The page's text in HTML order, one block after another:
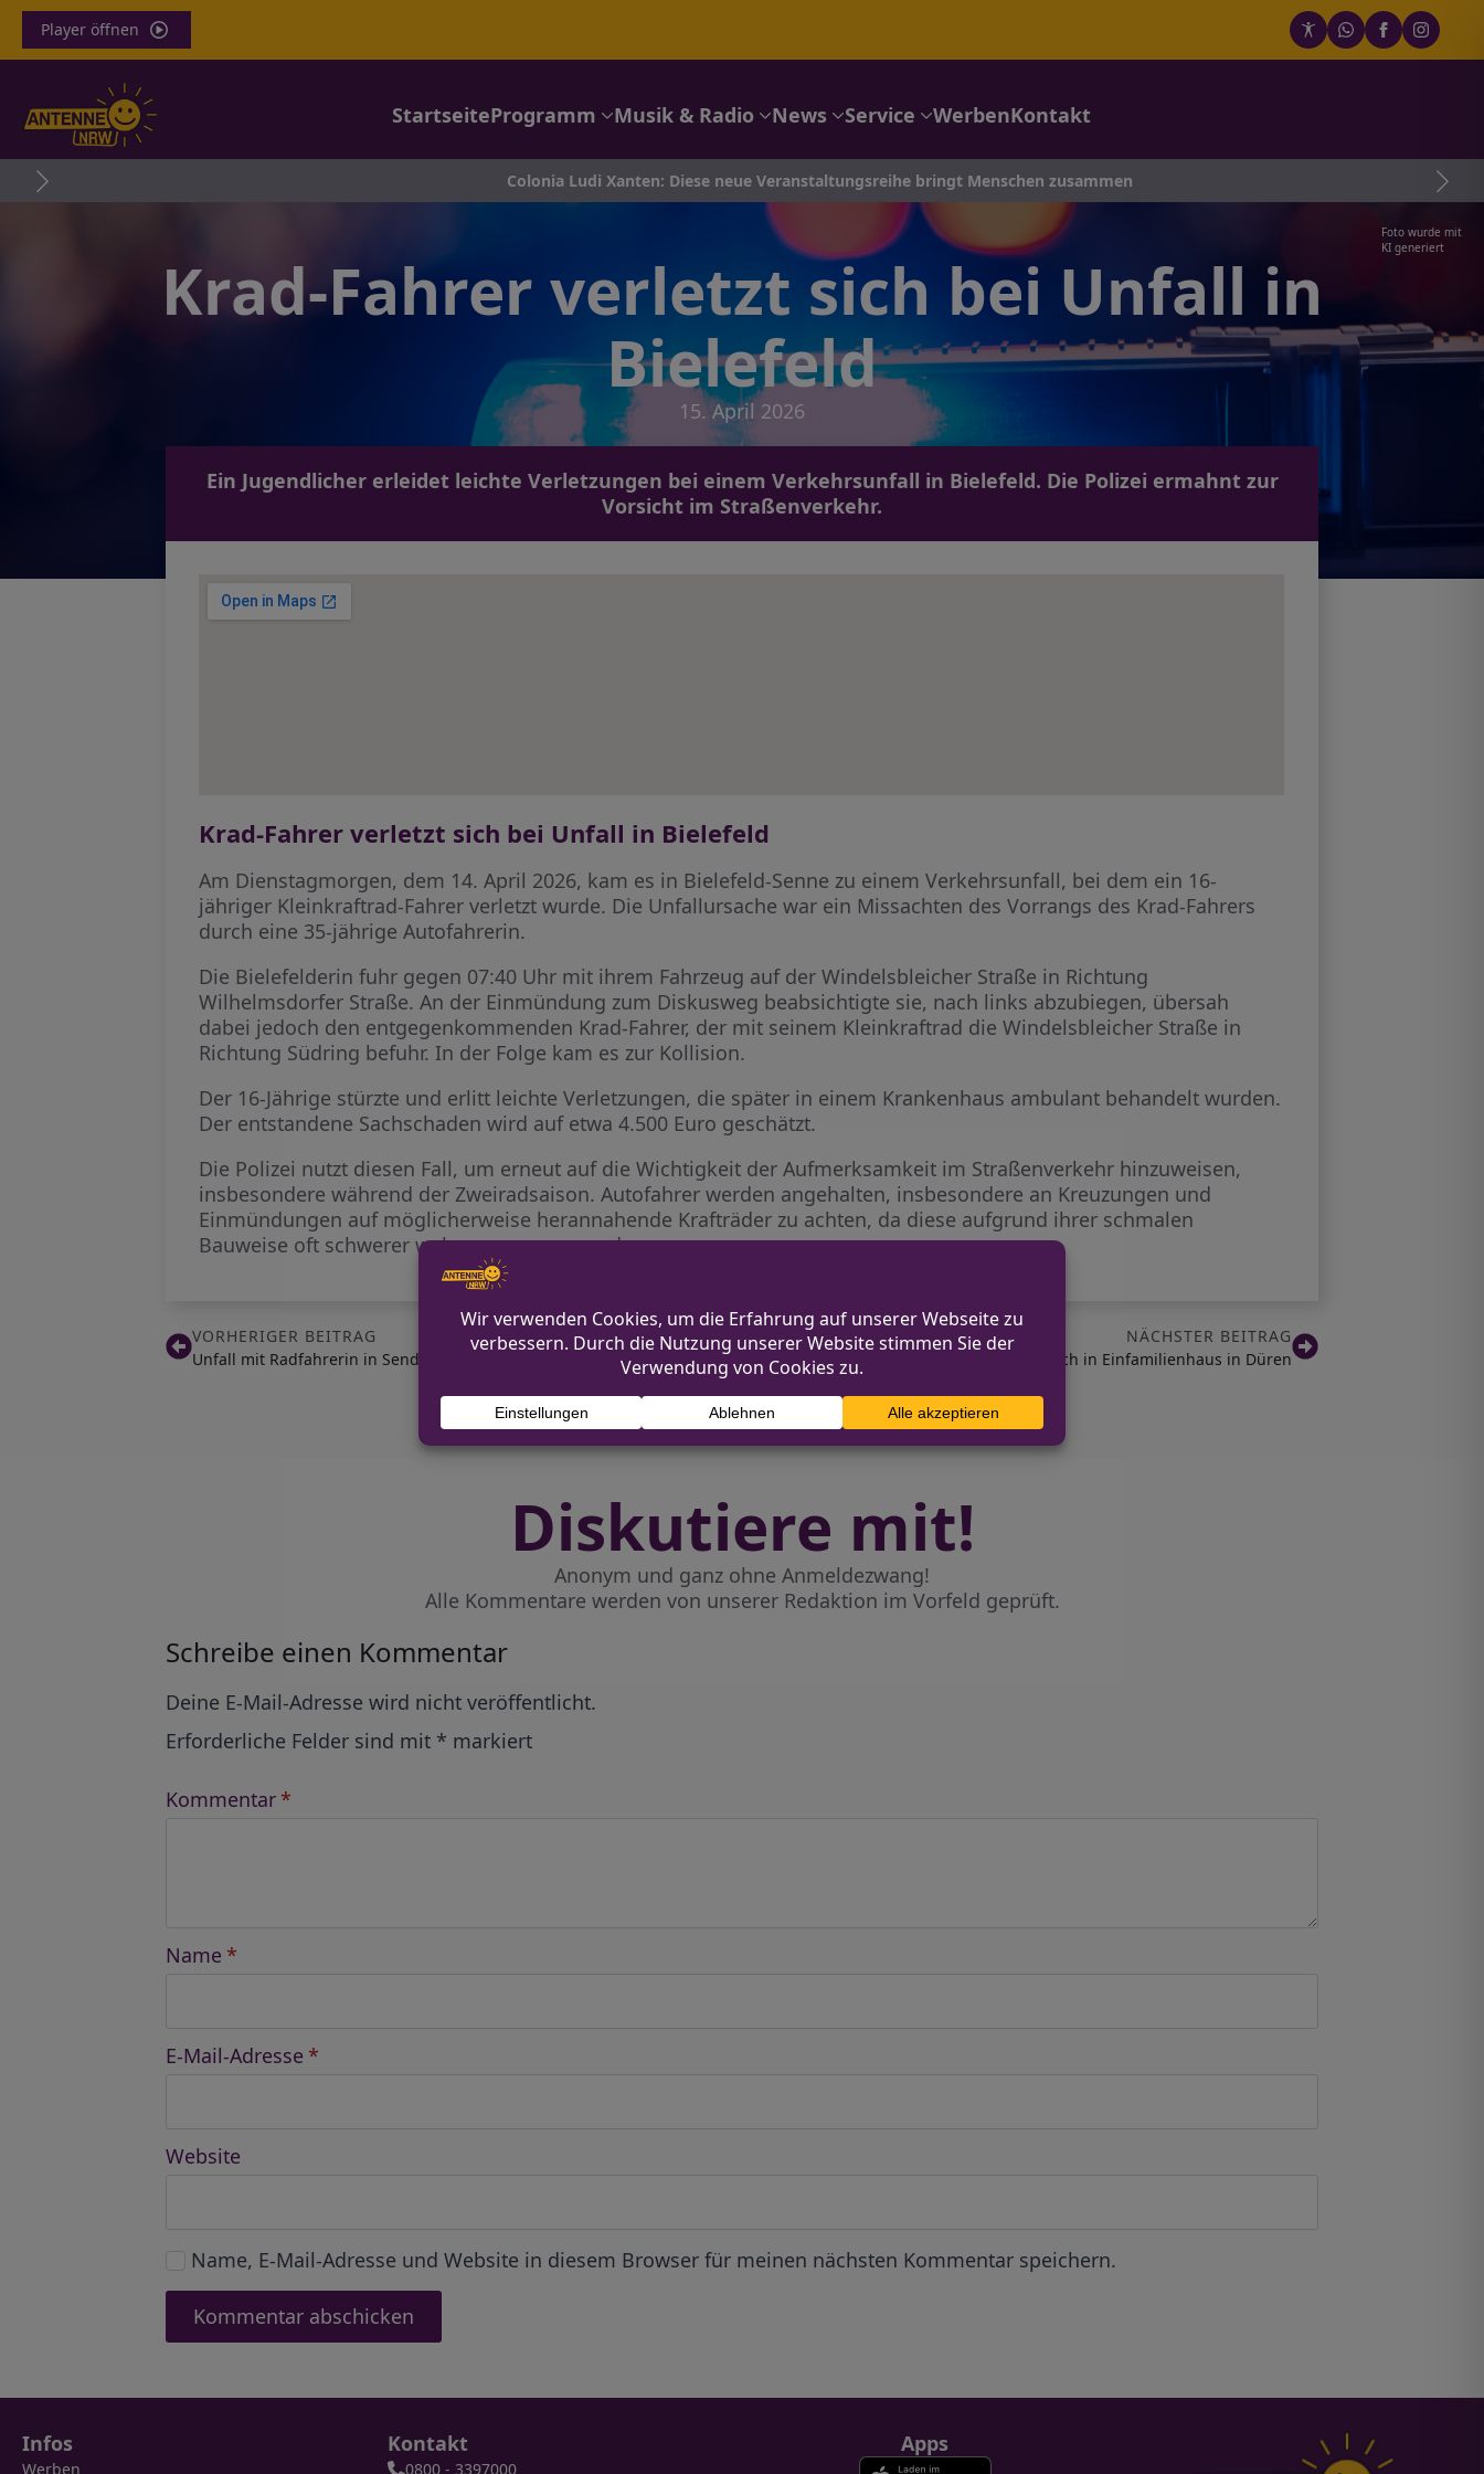
Player öffnen
StartseiteProgramm Musik & Radio News Service WerbenKontakt
Colonia Ludi Xanten: Diese neue Veranstaltungsreihe bringt Menschen zusammen
Foto wurde mit
KI generiert
Krad-Fahrer verletzt sich bei Unfall in
Bielefeld
15. April 2026
Ein Jugendlicher erleidet leichte Verletzungen bei einem Verkehrsunfall in Bielefeld. Die Polizei ermahnt zur
Vorsicht im Straßenverkehr.
Krad-Fahrer verletzt sich bei Unfall in Bielefeld
Am Dienstagmorgen, dem 14. April 2026, kam es in Bielefeld-Senne zu einem Verkehrsunfall, bei dem ein 16-
jähriger Kleinkraftrad-Fahrer verletzt wurde. Die Unfallursache war ein Missachten des Vorrangs des Krad-Fahrers
durch eine 35-jährige Autofahrerin.
Die Bielefelderin fuhr gegen 07:40 Uhr mit ihrem Fahrzeug auf der Windelsbleicher Straße in Richtung
Wilhelmsdorfer Straße. An der Einmündung zum Diskusweg beabsichtigte sie, nach links abzubiegen, übersah
dabei jedoch den entgegenkommenden Krad-Fahrer, der mit seinem Kleinkraftrad die Windelsbleicher Straße in
Richtung Südring befuhr. In der Folge kam es zur Kollision.
Der 16-Jährige stürzte und erlitt leichte Verletzungen, die später in einem Krankenhaus ambulant behandelt wurden.
Der entstandene Sachschaden wird auf etwa 4.500 Euro geschätzt.
Die Polizei nutzt diesen Fall, um erneut auf die Wichtigkeit der Aufmerksamkeit im Straßenverkehr hinzuweisen,
insbesondere während der Zweiradsaison. Autofahrer werden angehalten, insbesondere an Kreuzungen und
Einmündungen auf möglicherweise herannahende Krafträder zu achten, da diese aufgrund ihrer schmalen
Bauweise oft schwerer wahrgenommen werden.
VORHERIGER BEITRAG
Unfall mit Radfahrerin in Senden auf der Gartenstraße
NÄCHSTER BEITRAG
Zeugensuche nach Einbruch in Einfamilienhaus in Düren
Diskutiere mit!
Anonym und ganz ohne Anmeldezwang!
Alle Kommentare werden von unserer Redaktion im Vorfeld geprüft.
Schreibe einen Kommentar
Deine E-Mail-Adresse wird nicht veröffentlicht.
Erforderliche Felder sind mit * markiert
Kommentar *
Name *
E-Mail-Adresse *
Website
Name, E-Mail-Adresse und Website in diesem Browser für meinen nächsten Kommentar speichern.
Infos
Werben
Kontakt
0800 - 3397000
Apps